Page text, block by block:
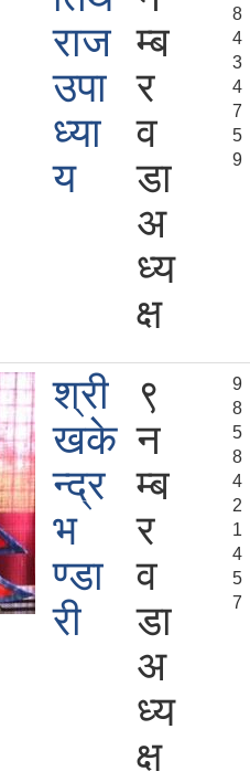
राज
उपा
ध्या
य
म्ब
र
व
डा
अ
ध्य
क्ष
8
4
3
4
7
5
9
श्री
खके
न्द्र
भ
ण्डा
री
९
न
म्ब
र
व
डा
अ
ध्य
क्ष
9
8
5
8
4
2
1
4
5
7